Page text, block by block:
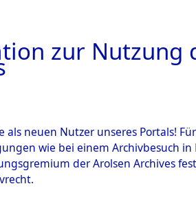
zur Nutzung
als neuen Nutzer unseres Portals!
wie bei einem Archivbesuch
der Arolsen Archives